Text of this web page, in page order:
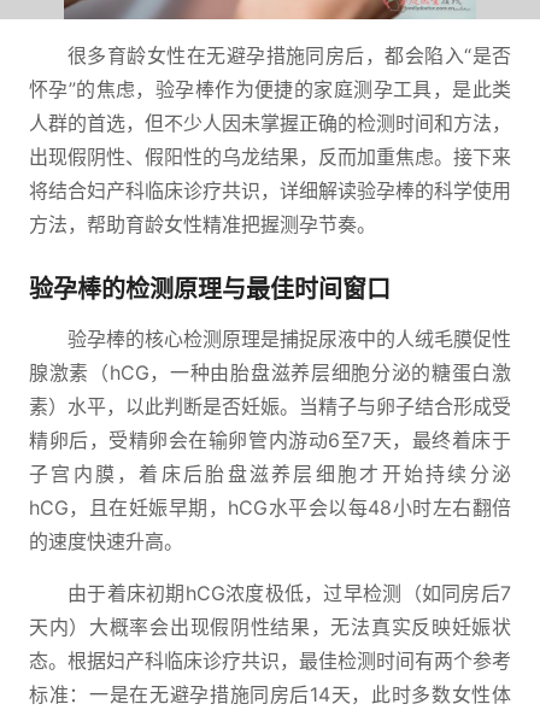
很多育龄女性在无避孕措施同房后，都会陷入“是否
怀孕”的焦虑，验孕棒作为便捷的家庭测孕工具，是此类
人群的首选，但不少人因未掌握正确的检测时间和方法，
出现假阴性、假阳性的乌龙结果，反而加重焦虑。接下来
将结合妇产科临床诊疗共识，详细解读验孕棒的科学使用
方法，帮助育龄女性精准把握测孕节奏。
验孕棒的检测原理与最佳时间窗口
验孕棒的核心检测原理是捕捉尿液中的人绒毛膜促性
腺激素（hCG，一种由胎盘滋养层细胞分泌的糖蛋白激
素）水平，以此判断是否妊娠。当精子与卵子结合形成受
精卵后，受精卵会在输卵管内游动6至7天，最终着床于
子宫内膜，着床后胎盘滋养层细胞才开始持续分泌
hCG，且在妊娠早期，hCG水平会以每48小时左右翻倍
的速度快速升高。
由于着床初期hCG浓度极低，过早检测（如同房后7
天内）大概率会出现假阴性结果，无法真实反映妊娠状
态。根据妇产科临床诊疗共识，最佳检测时间有两个参考
标准：一是在无避孕措施同房后14天，此时多数女性体